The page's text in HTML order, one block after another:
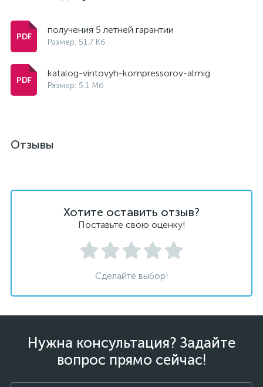
получения 5 летней гарантии
Размер: 51.7 Кб
katalog-vintovyh-kompressorov-almig
Размер: 5.1 Мб
Отзывы
Хотите оставить отзыв?
Поставьте свою оценку!
Сделайте выбор!
Нужна консультация? Задайте
вопрос прямо сейчас!